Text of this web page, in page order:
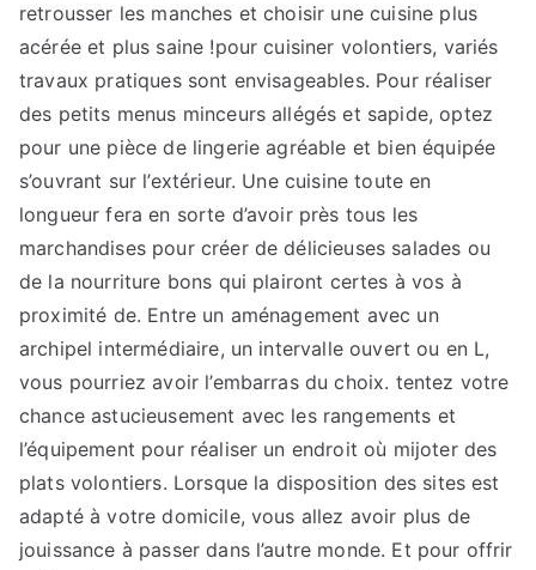
retrousser les manches et choisir une cuisine plus
acérée et plus saine !pour cuisiner volontiers, variés
travaux pratiques sont envisageables. Pour réaliser
des petits menus minceurs allégés et sapide, optez
pour une pièce de lingerie agréable et bien équipée
s’ouvrant sur l’extérieur. Une cuisine toute en
longueur fera en sorte d’avoir près tous les
marchandises pour créer de délicieuses salades ou
de la nourriture bons qui plairont certes à vos à
proximité de. Entre un aménagement avec un
archipel intermédiaire, un intervalle ouvert ou en L,
vous pourriez avoir l’embarras du choix. tentez votre
chance astucieusement avec les rangements et
l’équipement pour réaliser un endroit où mijoter des
plats volontiers. Lorsque la disposition des sites est
adapté à votre domicile, vous allez avoir plus de
jouissance à passer dans l’autre monde. Et pour offrir